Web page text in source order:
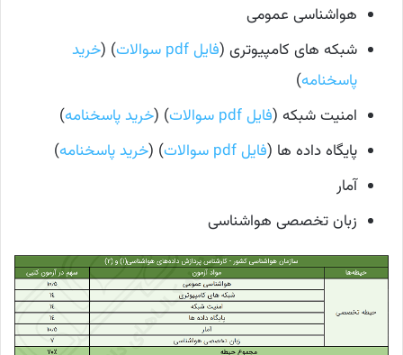
هواشناسی عمومی
شبکه های کامپیوتری (فایل pdf سوالات ) (خرید
پاسخنامه)
امنیت شبکه (فایل pdf سوالات ) (خرید پاسخنامه)
پایگاه داده ها (فایل pdf سوالات ) (خرید پاسخنامه)
آمار
زبان تخصصی هواشناسی